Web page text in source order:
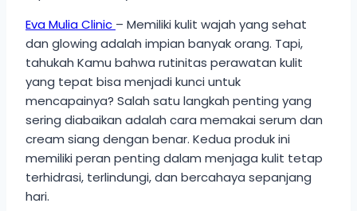
Eva Mulia Clinic – Memiliki kulit wajah yang sehat
dan glowing adalah impian banyak orang. Tapi,
tahukah Kamu bahwa rutinitas perawatan kulit
yang tepat bisa menjadi kunci untuk
mencapainya? Salah satu langkah penting yang
sering diabaikan adalah cara memakai serum dan
cream siang dengan benar. Kedua produk ini
memiliki peran penting dalam menjaga kulit tetap
terhidrasi, terlindungi, dan bercahaya sepanjang
hari.